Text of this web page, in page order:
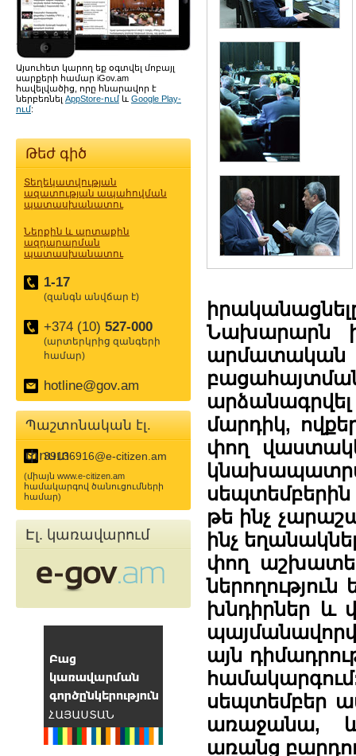
Այսուհետ կարող եք օգտվել մոբայլ
սարքերի համար iGov.am
հավելվածից, որը հնարավոր է
ներբեռնել AppStore-ում և Google Play-
ում:
Թեժ գիծ
Տեղեկատվության
ազատության ապահովման
պատասխանատու
Ներքին և արտաքին
ազդարարման
պատասխանատու
1-17
(զանգն անվճար է)
+374 (10) 527-000
(արտերկրից զանգերի
համար)
hotline@gov.am
Պաշտոնական էլ.
փոստ
39136916@e-citizen.am
(միայն www.e-citizen.am
համակարգով ծանուցումների
համար)
Էլ. կառավարում
Նախարարն
արմատական
մարդիկ,
փող
թե ինչ
ինչ
փող
խնդիրներ և
այն
սեպտեմբեր
առաջանա, և
առանց